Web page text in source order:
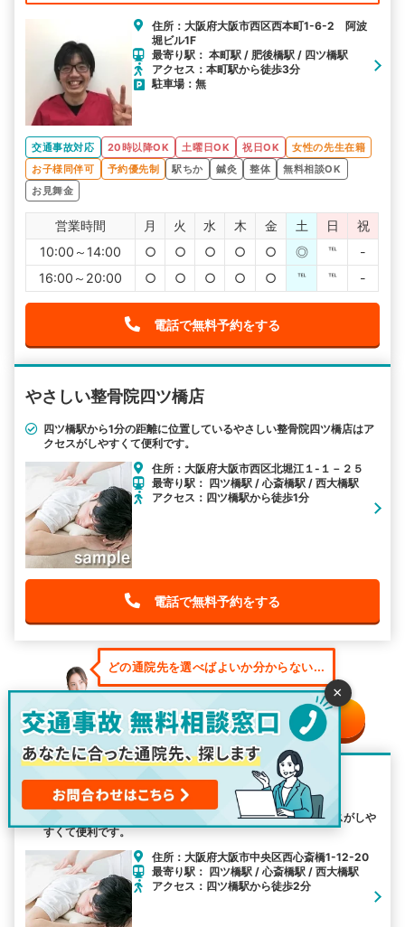
住所：大阪府大阪市西区西本町1-6-2 阿波
堀ビル1F
最寄り駅： 本町駅 / 肥後橋駅 / 四ツ橋駅
アクセス：本町駅から徒歩3分
駐車場：無
交通事故対応 20時以降OK 土曜日OK 祝日OK
女性の先生在籍
お子様同伴可
予約優先制 駅ちか 鍼灸 整体
無料相談OK
お見舞金
営業時間 月 火 水 木 金 土 日
祝
10:00～14:00
○ ○ ○ ○ ○ ◎ ℡
-
16:00～20:00
○ ○ ○ ○ ○ ℡ ℡ -
電話で無料予約をする
やさしい整骨院四ツ橋店
四ツ橋駅から1分の距離に位置しているやさしい整骨院四ツ橋店はア
クセスがしやすくて便利です。
住所：大阪府大阪市西区北堀江１-１－２５
最寄り駅： 四ツ橋駅 / 心斎橋駅 / 西大橋駅
アクセス：四ツ橋駅から徒歩1分
電話で無料予約をする
どの通院先を選べばよいか分からない...
そんな時は無料相談窓口へ
清川整骨院
四ツ橋駅から2分の距離に位置している清川整骨院はアクセスがしや
すくて便利です。
住所：大阪府大阪市中央区西心斎橋1-12-20
最寄り駅： 四ツ橋駅 / 心斎橋駅 / 西大橋駅
アクセス：四ツ橋駅から徒歩2分
×